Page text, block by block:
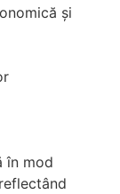
și
în mod